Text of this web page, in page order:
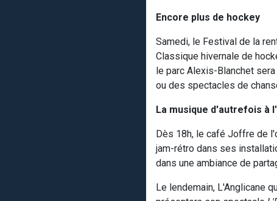
Encore plus de hockey
Samedi, le Festival de la
Classique hivernale de
le parc Alexis-Blanchet
ou des spectacles de
La musique d'autrefois à
Dès 18h, le café Joffre de
jam-rétro dans ses
dans une ambiance de
Le lendemain, L'Anglicane